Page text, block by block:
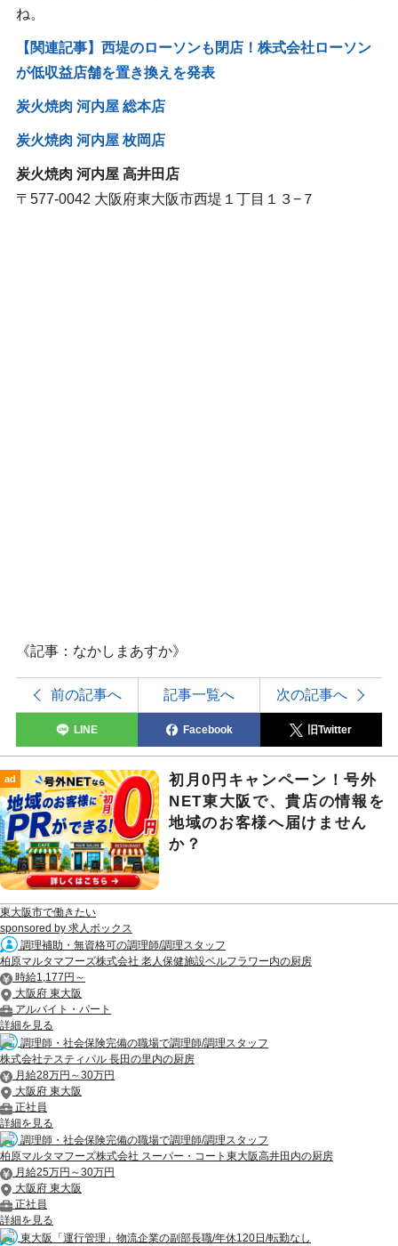
ね。
【関連記事】西堤のローソンも閉店！株式会社ローソン
が低収益店舗を置き換えを発表
炭火焼肉 河内屋 総本店
炭火焼肉 河内屋 枚岡店
炭火焼肉 河内屋 高井田店
〒577-0042 大阪府東大阪市西堤１丁目１３−７
《記事：なかしまあすか》
前の記事へ 記事一覧へ 次の記事へ
LINE Facebook 旧Twitter
ad
初月0円キャンペーン！号外
NET東大阪で、貴店の情報を
地域のお客様へ届けません
か？
東大阪市で働きたい
sponsored by 求人ボックス
調理補助・無資格可の調理師/調理スタッフ
柏原マルタマフーズ株式会社 老人保健施設ベルフラワー内の厨房
時給1,177円～
大阪府 東大阪
アルバイト・パート
詳細を見る
調理師・社会保険完備の職場で調理師/調理スタッフ
株式会社テスティパル 長田の里内の厨房
月給28万円～30万円
大阪府 東大阪
正社員
詳細を見る
調理師・社会保険完備の職場で調理師/調理スタッフ
柏原マルタマフーズ株式会社 スーパー・コート東大阪高井田内の厨房
月給25万円～30万円
大阪府 東大阪
正社員
詳細を見る
東大阪「運行管理」物流企業の副部長職/年休120日/転勤なし